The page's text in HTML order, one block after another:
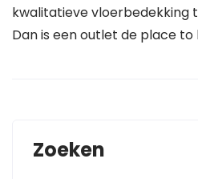
kwalitatieve vloerbedekking
Dan is een outlet de place
Zoeken